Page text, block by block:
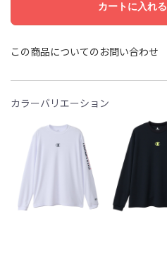
カートに入れる
この商品についてのお問い合わせ
カラーバリエーション